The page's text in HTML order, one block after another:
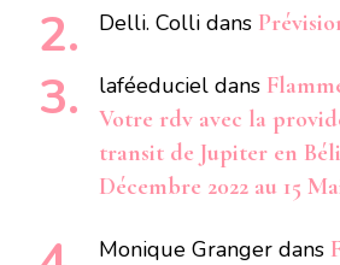
Delli. Colli dans
laféeduciel dans
Votre rdv avec la
transit de Jupiter en
Décembre 2022 au 15
Monique Granger dans